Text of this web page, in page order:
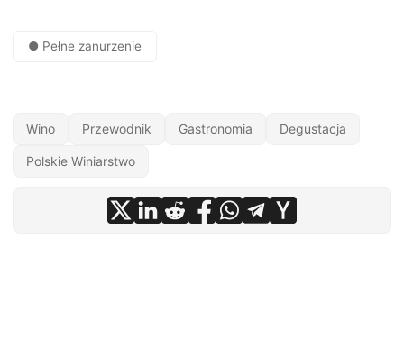
● Pełne zanurzenie
Wino Przewodnik Gastronomia Degustacja
Polskie Winiarstwo